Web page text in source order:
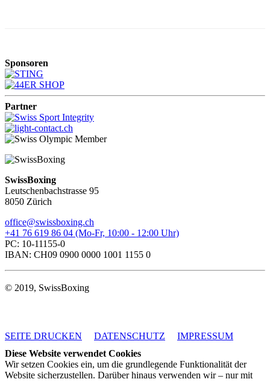
Sponsoren
Partner
SwissBoxing
Leutschenbachstrasse 95
8050 Zürich
office@swissboxing.ch
+41 76 619 86 04 (Mo-Fr, 10:00 - 12:00 Uhr)
PC: 10-11155-0
IBAN: CH09 0900 0000 1001 1155 0
© 2019, SwissBoxing
SEITE DRUCKEN DATENSCHUTZ
IMPRESSUM
Diese Website verwendet Cookies
Wir setzen Cookies ein, um die grundlegende Funktionalität der
Website sicherzustellen. Darüber hinaus verwenden wir – nur mit